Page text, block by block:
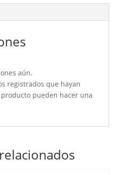
aún.
registrados que hayan
pueden hacer una